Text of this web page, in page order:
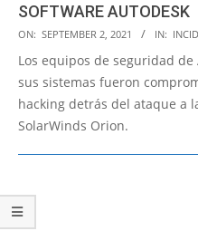
SOFTWARE AUTODESK
2021-
09-
ON: SEPTEMBER 2, 2021 IN:
Los equipos de seguridad
sus sistemas fueron
hacking detrás del ataque a
SolarWinds Orion.